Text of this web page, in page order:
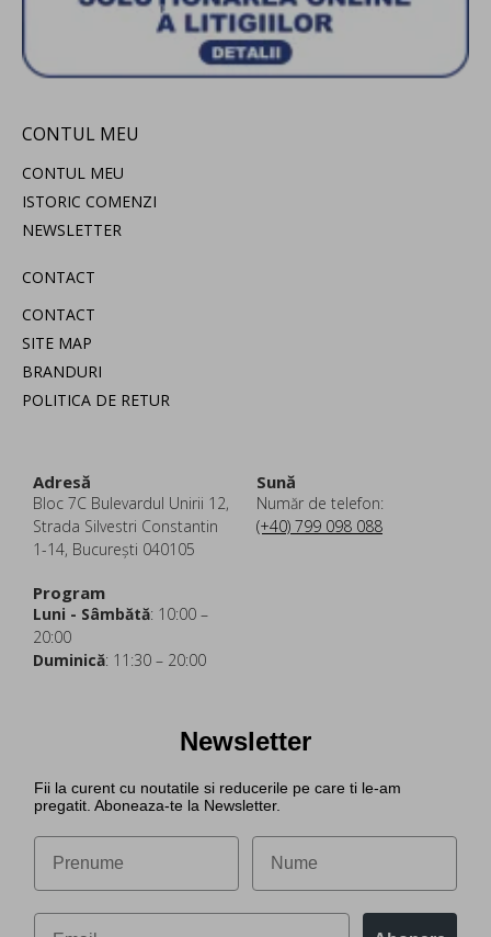
CONTUL MEU
CONTUL MEU
ISTORIC COMENZI
NEWSLETTER
CONTACT
CONTACT
SITE MAP
BRANDURI
POLITICA DE RETUR
Adresă
Bloc 7C Bulevardul Unirii 12,
Strada Silvestri Constantin
1-14, București 040105
Sună
Număr de telefon:
(+40) 799 098 088
Program
Luni - Sâmbătă: 10:00 –
20:00
Duminică: 11:30 – 20:00
Newsletter
Fii la curent cu noutatile si reducerile pe care ti le-am
pregatit. Aboneaza-te la Newsletter.